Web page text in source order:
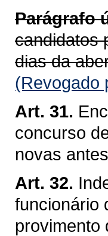
Parágrafo
candidatos
dias da
(Revogado
Art. 31.
concurso
novas
Art. 32.
funcionário
provimento